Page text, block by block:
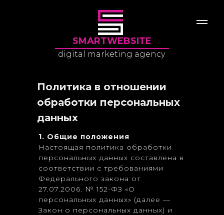
SMARTWEBSITE
digital marketing agency
1. Общие положения
Настоящая политика обработки
персональных данных составлена в
соответствии с требованиями
Федерального закона от
27.07.2006. № 152-ФЗ «О
персональных данных» (далее —
Закон о персональных данных) и
Политика в отношении
обработки персональных
данных